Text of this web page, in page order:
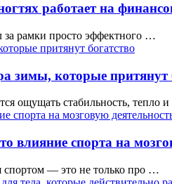
работает на
рамки просто эффектного …
зимы, которые притянут
ощущать стабильность, тепло
спорта на
— это не только про …